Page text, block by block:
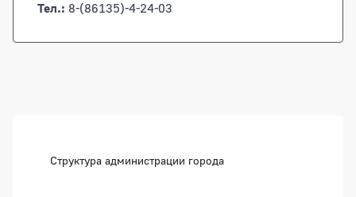
Тел.: 8-(86135)-4-24-03
Структура администрации города